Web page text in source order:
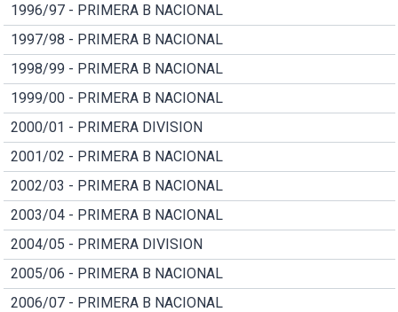
1996/97 - PRIMERA B NACIONAL
1997/98 - PRIMERA B NACIONAL
1998/99 - PRIMERA B NACIONAL
1999/00 - PRIMERA B NACIONAL
2000/01 - PRIMERA DIVISION
2001/02 - PRIMERA B NACIONAL
2002/03 - PRIMERA B NACIONAL
2003/04 - PRIMERA B NACIONAL
2004/05 - PRIMERA DIVISION
2005/06 - PRIMERA B NACIONAL
2006/07 - PRIMERA B NACIONAL